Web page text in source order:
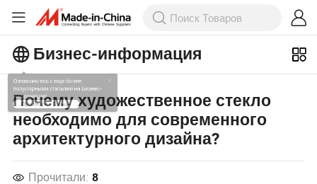
Бизнес-информация
Ознакомьтесь с еще более
популярными статьями на Бизнес-
информация!
Просмотреть Больше
Почему художественное стекло
необходимо для современного
архитектурного дизайна?
Прочитали: 8